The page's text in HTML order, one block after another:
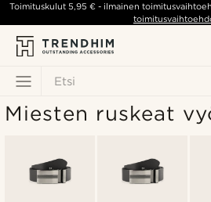
Etsi
Toimituskulut5,95 € - ilmainen
Miesten ruskeat